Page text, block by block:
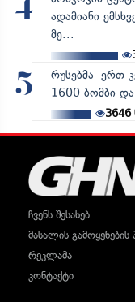
4
ადამიანი
მე...
5
რუსებმა ერთ
1600 ბომბი
3646
ჩვენს შესახებ
მასალის გამოყენების
რეკლამა
კონტაქტი